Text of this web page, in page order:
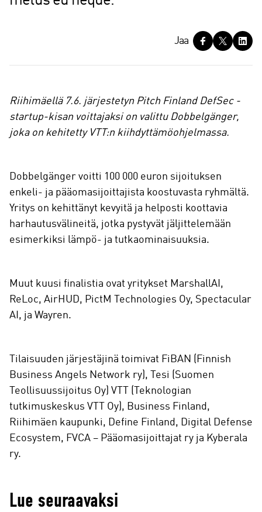
a
Jaa
Riihimäellä 7.6. järjestetyn Pitch Finland DefSec -
startup-kisan voittajaksi on valittu Dobbelgänger,
joka on kehitetty VTT:n kiihdyttämöohjelmassa.
Dobbelgänger voitti 100 000 euron sijoituksen
enkeli- ja pääomasijoittajista koostuvasta ryhmältä.
Yritys on kehittänyt kevyitä ja helposti koottavia
harhautusvälineitä, jotka pystyvät jäljittelemään
esimerkiksi lämpö- ja tutkaominaisuuksia.
Muut kuusi finalistia ovat yritykset MarshallAI,
ReLoc, AirHUD, PictM Technologies Oy, Spectacular
AI, ja Wayren.
Tilaisuuden järjestäjinä toimivat FiBAN (Finnish
Business Angels Network ry), Tesi (Suomen
Teollisuussijoitus Oy) VTT (Teknologian
tutkimuskeskus VTT Oy​), Business Finland,
Riihimäen kaupunki, Define Finland, Digital Defense
Ecosystem, FVCA – Pääomasijoittajat ry ja Kyberala
ry.
Lue seuraavaksi